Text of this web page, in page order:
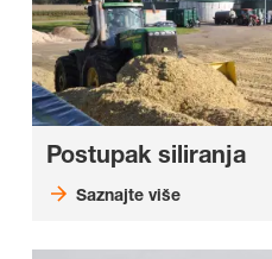
Postupak siliranja
Saznajte više